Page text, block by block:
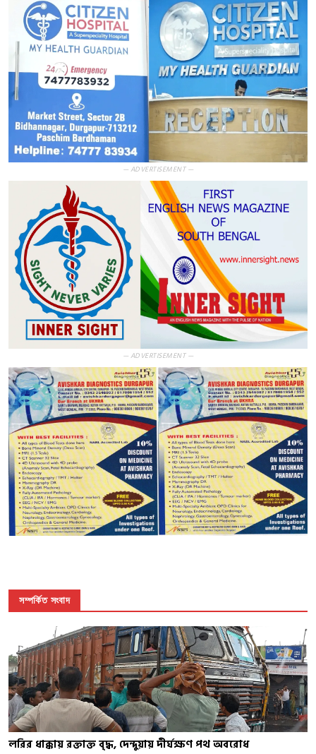
— ADVERTISEMENT —
— ADVERTISEMENT —
সম্পর্কিত সংবাদ
লরির ধাক্কায় রক্তাক্ত বৃদ্ধ, দেন্দুয়ায় দীর্ঘক্ষণ পথ অবরোধ